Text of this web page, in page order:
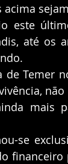
este
até os
Temer
mais
se